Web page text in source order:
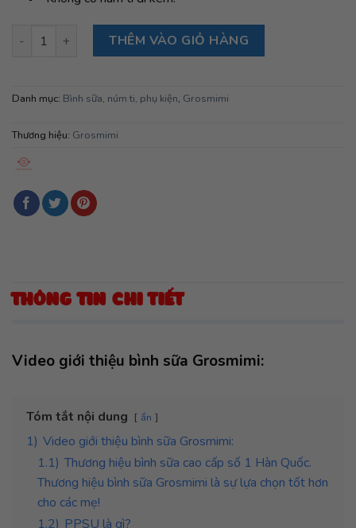
Bình sữa Grosmimi PPSU 300ml (không núm ti) - màu Aqua
THÊM VÀO GIỎ HÀNG
Danh mục: Bình sữa, núm ti, phụ kiện, Grosmimi
Thương hiệu: Grosmimi
THÔNG TIN CHI TIẾT
Video giới thiệu bình sữa Grosmimi:
Tóm tắt nội dung ẩn
1) Video giới thiệu bình sữa Grosmimi:
1.1) Thương hiệu bình sữa cao cấp số 1 Hàn Quốc.
Thương hiệu bình sữa Grosmimi là sự lựa chọn tốt hơn
cho các mẹ!
1.2) PPSU là gì?